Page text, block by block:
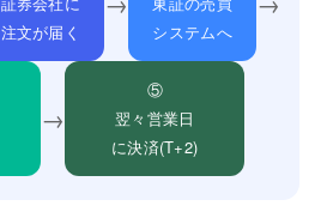
注文が届く
システムへ
→
⑤
翌々営業日
に決済(T+2)